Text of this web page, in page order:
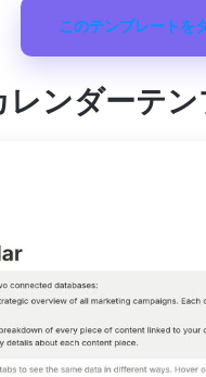
このテンプレートを
レンダーテ